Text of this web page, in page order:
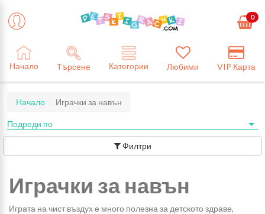
0
Начало Търсене Категории Любими VIP Карта
Начало Играчки за навън
Филтри
Играчки за навън
Играта на чист въздух е много полезна за детското здраве,